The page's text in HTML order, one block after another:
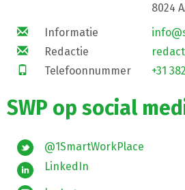
8024
Informatie
Redactie
Telefoonnummer
+31
SWP op social
@1SmartWorkPlace
LinkedIn